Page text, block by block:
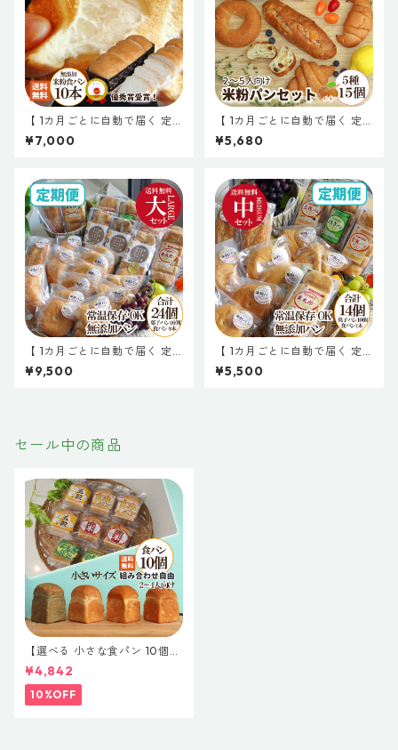
【 1カ月ごとに自動で届く 定
期便 】国産米粉の米太郎食パ
ン 10本セット 無添加 米粉パ
¥7,000
【 1カ月ごとに自動で届く 定
期便 】米粉パン15個 まとめ買
いセット 無添加 米粉パン 詰め
ぱん 米粉塩パン 米粉フルーツ
バケット 保存料不使用 常温長
期保存 天然酵母 白神こだま酵
母 有機オーガニック素材
¥5,680
【 1カ月ごとに自動で届く 定
期便 】＼福袋L 大サイズ／ 無
添加 米粉パン 24個セット 常
¥9,500
【 1カ月ごとに自動で届く 定
期便 】＼福袋M 中サイズ／ 無
添加 米粉パン 14個セット 常
¥5,500
セール中の商品
【選べる 小さな食パン 10個】
米粉食パンと国産小麦食パン
小さなサイズの食パン 組み合
わせ自由 無添加 天然酵母 食パ
ン 簡単 小さい 小さな 米粉パ
¥4,842
10%OFF